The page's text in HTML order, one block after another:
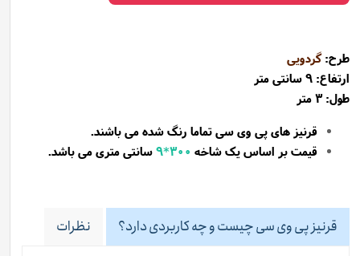
طرح: گردویی
ارتفاع: 9 سانتی متر
طول: 3 متر
قرنیز های پی وی سی تماما رنگ شده می باشند.
قیمت بر اساس یک شاخه 300*9 سانتی متری می باشد.
قرنیز پی وی سی چیست و چه کاربردی دارد؟ نظرات